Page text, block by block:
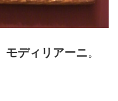
モディリアーニ。